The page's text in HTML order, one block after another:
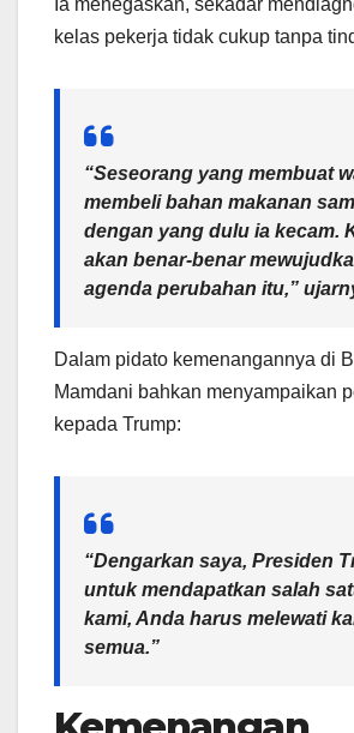
Ia menegaskan, sekadar
kelas pekerja tidak cukup tanpa
“Seseorang yang membuat
membeli bahan makanan
dengan yang dulu ia kecam.
akan benar-benar
agenda perubahan itu,”
Dalam pidato kemenangannya di
Mamdani bahkan menyampaikan
kepada Trump:
“Dengarkan saya, Presiden
untuk mendapatkan salah
kami, Anda harus melewati
semua.”